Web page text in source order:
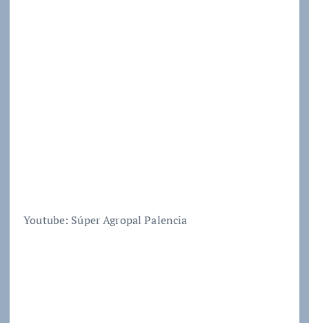
Youtube: Súper Agropal Palencia